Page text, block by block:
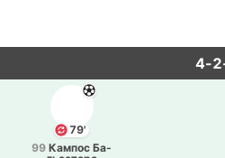
4-
79'
99 Кампос Ба­